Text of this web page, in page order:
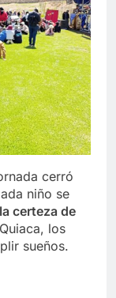
cerró
niño se
la certeza de
los
sueños.